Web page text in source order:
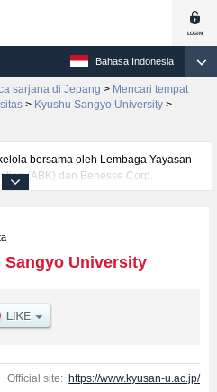
Bahasa Indonesia
sarjana di Jepang > Mencari tempat
> Kyushu Sangyo University >
bersama oleh Lembaga Yayasan
(ABK) dan Benesse Corp.
universitas, pascasarjana, universitas
EconomicsatauFakultas Faculty of
and EngineeringatauFakultas
of CultureatauFakultas Faculty
SciencesatauFakultas Faculty
serta berbagai informasi yang
Sangyo University
Official site: https://www.kyusan-u.ac.jp/